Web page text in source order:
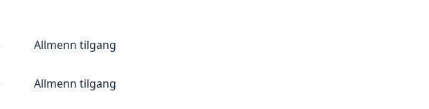
Allmenn tilgang
Allmenn tilgang